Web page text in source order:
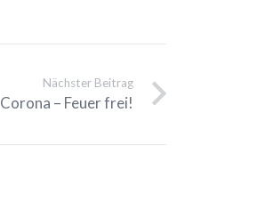
Nächster Beitrag
Corona – Feuer frei!